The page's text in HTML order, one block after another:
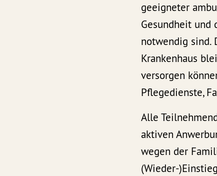
geeigneter
Gesundheit und
notwendig sind.
Krankenhaus
versorgen
Pflegedienste,
Alle
aktiven
wegen der
(Wieder-